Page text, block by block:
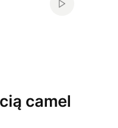
Włącz
camel